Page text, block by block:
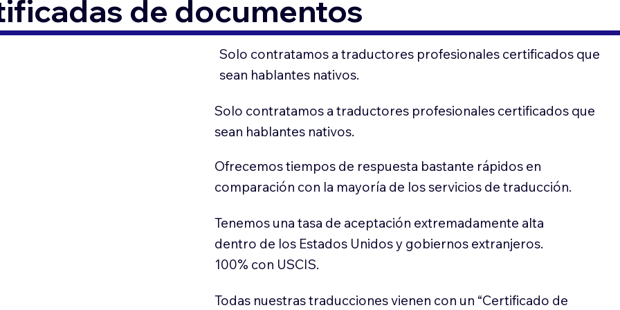
de documentos
Solo contratamos a traductores profesionales certificados que
sean hablantes nativos.
Solo contratamos a traductores profesionales certificados que
sean hablantes nativos.
Ofrecemos tiempos de respuesta bastante rápidos en
comparación con la mayoría de los servicios de traducción.
Tenemos una tasa de aceptación extremadamente alta
dentro de los Estados Unidos y gobiernos extranjeros.
100% con USCIS.
Todas nuestras traducciones vienen con un “Certificado de